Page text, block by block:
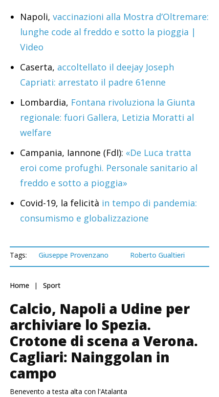
Napoli, vaccinazioni alla Mostra d’Oltremare:
lunghe code al freddo e sotto la pioggia |
Video
Caserta, accoltellato il deejay Joseph
Capriati: arrestato il padre 61enne
Lombardia, Fontana rivoluziona la Giunta
regionale: fuori Gallera, Letizia Moratti al
welfare
Campania, Iannone (FdI): «De Luca tratta
eroi come profughi. Personale sanitario al
freddo e sotto a pioggia»
Covid-19, la felicità in tempo di pandemia:
consumismo e globalizzazione
Tags: Giuseppe Provenzano Roberto Gualtieri
Home Sport
Calcio, Napoli a Udine per
archiviare lo Spezia.
Crotone di scena a Verona.
Cagliari: Nainggolan in
campo
Benevento a testa alta con l'Atalanta